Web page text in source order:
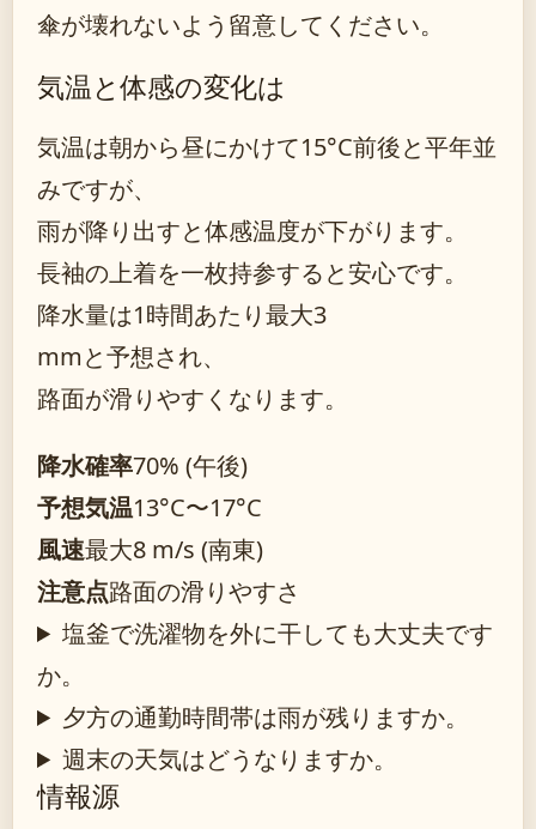
傘が壊れないよう留意してください。
気温と体感の変化は
気温は朝から昼にかけて15°C前後と平年並
みですが、
雨が降り出すと体感温度が下がります。
長袖の上着を一枚持参すると安心です。
降水量は1時間あたり最大3
mmと予想され、
路面が滑りやすくなります。
降水確率70% (午後)
予想気温13°C〜17°C
風速最大8 m/s (南東)
注意点路面の滑りやすさ
塩釜で洗濯物を外に干しても大丈夫です
か。
夕方の通勤時間帯は雨が残りますか。
週末の天気はどうなりますか。
情報源